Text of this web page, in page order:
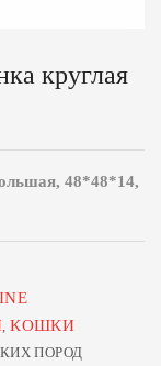
круглая
48*48*14,
,КОШКИ
ПОРОД